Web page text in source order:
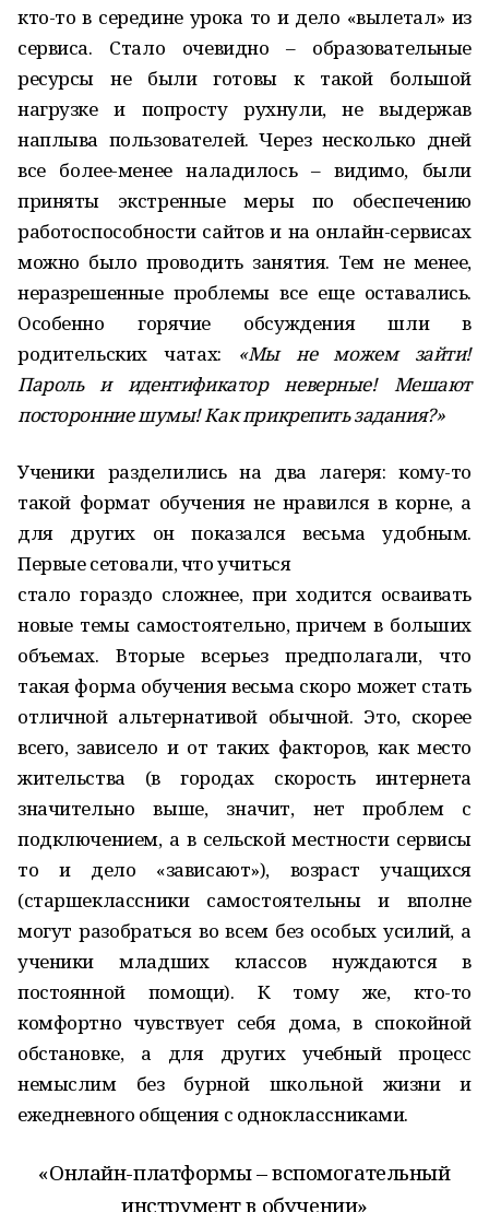
кто-то в середине урока то и дело «вылетал» из
сервиса. Стало очевидно – образовательные
ресурсы не были готовы к такой большой
нагрузке и попросту рухнули, не выдержав
наплыва пользователей. Через несколько дней
все более-менее наладилось – видимо, были
приняты экстренные меры по обеспечению
работоспособности сайтов и на онлайн-сервисах
можно было проводить занятия. Тем не менее,
неразрешенные проблемы все еще оставались.
Особенно горячие обсуждения шли в
родительских чатах: «Мы не можем зайти!
Пароль и идентификатор неверные! Мешают
посторонние шумы! Как прикрепить задания?»
Ученики разделились на два лагеря: кому-то
такой формат обучения не нравился в корне, а
для других он показался весьма удобным.
Первые сетовали, что учиться
стало гораздо сложнее, при ходится осваивать
новые темы самостоятельно, причем в больших
объемах. Вторые всерьез предполагали, что
такая форма обучения весьма скоро может стать
отличной альтернативой обычной. Это, скорее
всего, зависело и от таких факторов, как место
жительства (в городах скорость интернета
значительно выше, значит, нет проблем с
подключением, а в сельской местности сервисы
то и дело «зависают»), возраст учащихся
(старшеклассники самостоятельны и вполне
могут разобраться во всем без особых усилий, а
ученики младших классов нуждаются в
постоянной помощи). К тому же, кто-то
комфортно чувствует себя дома, в спокойной
обстановке, а для других учебный процесс
немыслим без бурной школьной жизни и
ежедневного общения с одноклассниками.
«Онлайн-платформы – вспомогательный
инструмент в обучении»